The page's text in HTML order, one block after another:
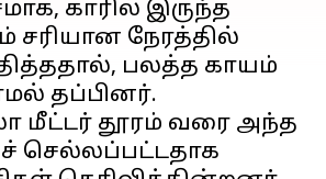
காரில் இருந்த
சரியான நேரத்தில்
பலத்த காயம்
தப்பினர்.
மீட்டர் தூரம் வரை அந்த
செல்லப்பட்டதாக